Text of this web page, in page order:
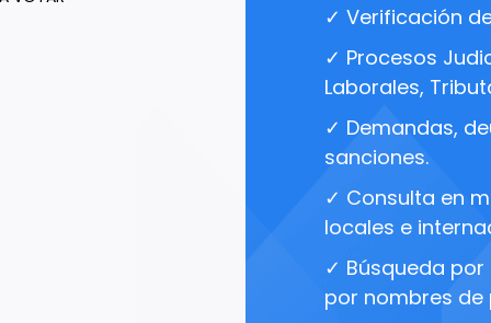
✓ Verificación
✓ Procesos
Laborales,
✓ Demandas,
sanciones.
✓ Consulta en
locales e
✓ Búsqueda
por nombres de